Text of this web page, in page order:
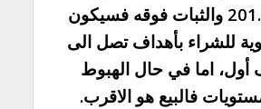
عند أسعار 201.15 والثبات فوقه فسيكون
للشراء بأهداف تصل الى
كهدف أول، اما في حال الهبوط
فالبيع هو الاقرب.